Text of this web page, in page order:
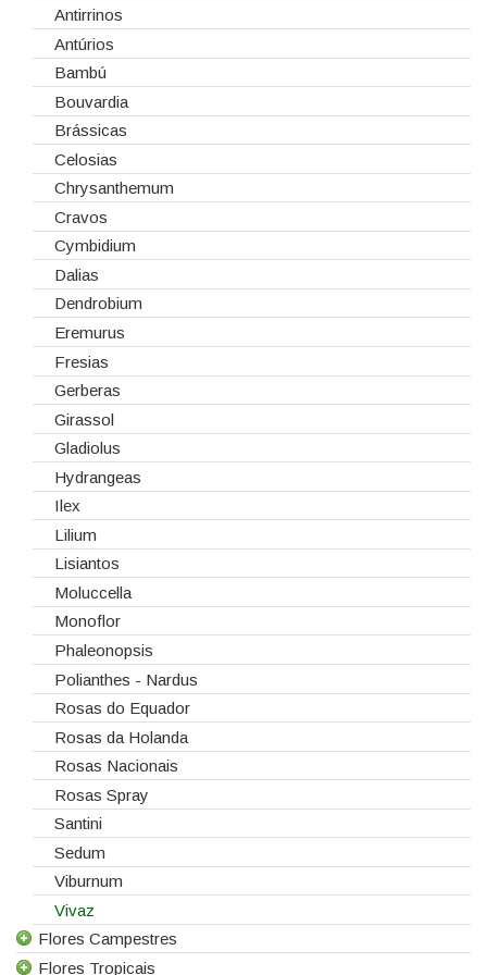
Embalagens
Esponjas
Estruturas
Fitas
Gaiolas
Lanternas
Madeiras
Spray
Tabuleiros/Bases
Telas/Tecidos
Vidros
Natal
Antirrinos
Antúrios
Bambú
Bouvardia
Brássicas
Celosias
Chrysanthemum
Cravos
Cymbidium
Dalias
Dendrobium
Eremurus
Fresias
Gerberas
Girassol
Gladiolus
Hydrangeas
Ilex
Lilium
Lisiantos
Moluccella
Monoflor
Phaleonopsis
Polianthes - Nardus
Rosas do Equador
Rosas da Holanda
Rosas Nacionais
Rosas Spray
Santini
Sedum
Viburnum
Vivaz
Flores Campestres
Todas as Flores Campestres
Flores Tropicais